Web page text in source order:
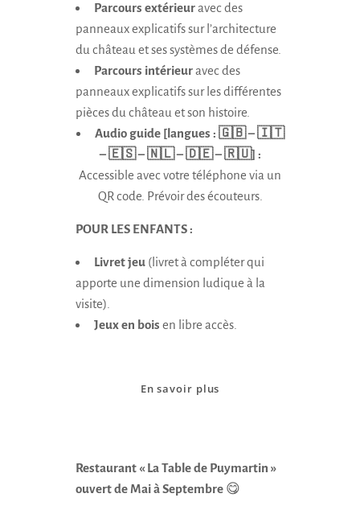
Parcours extérieuravec des
panneaux explicatifs sur l’architecture
du château et ses systèmes de défense.
Parcours intérieuravec des
panneaux explicatifs sur les différentes
pièces du château et son histoire.
Audio guide [langues : 🇬🇧 – 🇮🇹
– 🇪🇸 – 🇳🇱 – 🇩🇪 – 🇷🇺] :
Accessible avec votre téléphone via un
QR code. Prévoir des écouteurs.
POUR LES ENFANTS :
Livret jeu (livret à compléter qui
apporte une dimension ludique à la
visite).
Jeux en bois en libre accès.
En savoir plus
Restaurant « La Table de Puymartin »
ouvert de Mai à Septembre 😋